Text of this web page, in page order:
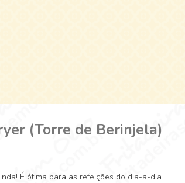
(Torre de Berinjela)
É ótima para as refeições do dia-a-dia